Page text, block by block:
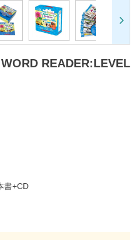
READER:LEVEL
書+CD